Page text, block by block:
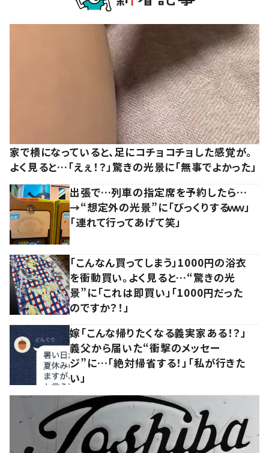
家で横になっていると、足にコチョコチョした感覚が。
よく見ると…「えぇ！？」驚きの光景に「無事でよかった」
出張で…列車の指定席を予約したら…
→“想定外の光景”に「びっくりするｗｗ」
「連れて行ってあげて笑」
「こんなん買ってしまう」1000円の浴衣
を衝動買い。よく見ると…“驚きの光
景”に「これは即買い」「1000円だった
のですか？！」
嫁「こんな帰りたくなる義実家ある！？」
義父から届いた“衝撃のメッセー
ジ”に…「絶対帰省する！」「私が行きた
い」